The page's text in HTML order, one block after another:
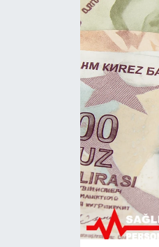
Kamu Alımları